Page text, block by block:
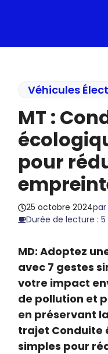
Véhicules
MT :
pour
25 octobre 2024
Durée de lecture :
MD: Adoptez
avec 7 gestes
votre impact
de pollution et
en préservant
trajet Conduite
simples pour